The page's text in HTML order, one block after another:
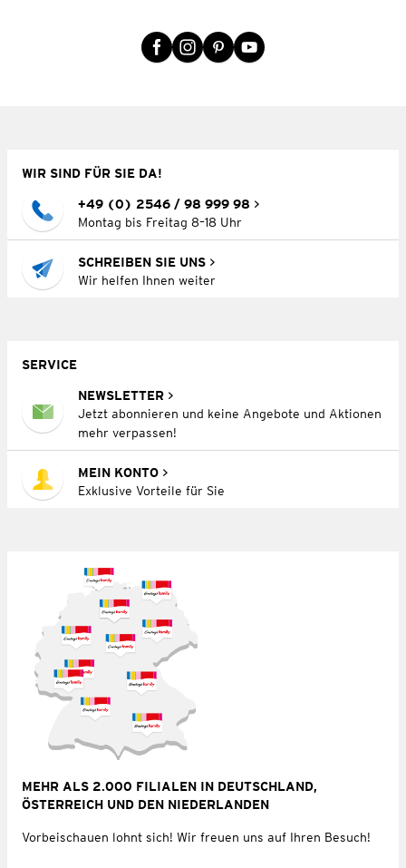
WIR SIND FÜR SIE DA!
+49 (0) 2546 / 98 999 98
Montag bis Freitag 8–18 Uhr
SCHREIBEN SIE UNS
Wir helfen Ihnen weiter
SERVICE
NEWSLETTER
Jetzt abonnieren und keine Angebote und Aktionen
mehr verpassen!
MEIN KONTO
Exklusive Vorteile für Sie
MEHR ALS 2.000 FILIALEN IN DEUTSCHLAND,
ÖSTERREICH UND DEN NIEDERLANDEN
Vorbeischauen lohnt sich! Wir freuen uns auf Ihren Besuch!